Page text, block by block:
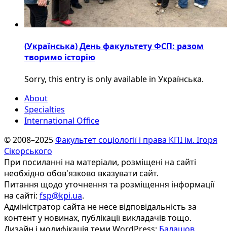
(Українська) День факультету ФСП: разом
творимо історію
Sorry, this entry is only available in Українська.
About
Specialties
International Office
© 2008–2025Факультет соціології і права КПІ ім. Ігоря
Сікорського
При посиланні на матеріали, розміщені на сайті
необхідно обов'язково вказувати сайт.
Питання щодо уточнення та розміщення інформації
на сайті: fsp@kpi.ua.
Адміністратор сайта не несе відповідальність за
контент у новинах, публікації викладачів тощо.